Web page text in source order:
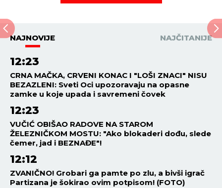
NAJNOVIJE NAJČITANIJE
12:23
CRNA MAČKA, CRVENI KONAC I "LOŠI ZNACI" NISU
BEZAZLENI: Sveti Oci upozoravaju na opasne
zamke u koje upada i savremeni čovek
12:23
VUČIĆ OBIŠAO RADOVE NA STAROM
ŽELEZNIČKOM MOSTU: "Ako blokaderi dođu, slede
čemer, jad i BEZNAĐE"!
12:12
ZVANIČNO! Grobari ga pamte po zlu, a bivši igrač
Partizana je šokirao ovim potpisom! (FOTO)